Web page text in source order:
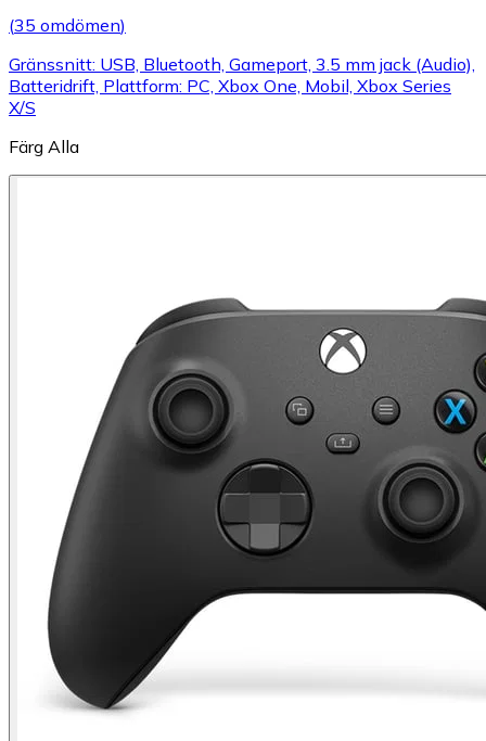
(35 omdömen)
Gränssnitt: USB, Bluetooth, Gameport, 3.5 mm jack (Audio),
Batteridrift, Plattform: PC, Xbox One, Mobil, Xbox Series
X/S
Färg Alla